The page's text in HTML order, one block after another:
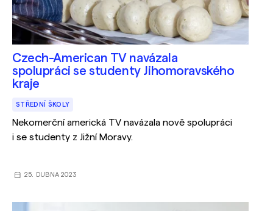
Czech-American TV navázala
spolupráci se studenty Jihomoravského
kraje
STŘEDNÍ ŠKOLY
Nekomerční americká TV navázala nově spolupráci
i se studenty z Jižní Moravy.
25. DUBNA 2023